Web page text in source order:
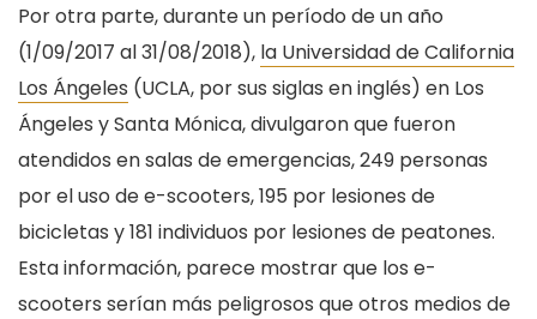
Por otra parte, durante un período de un año
(1/09/2017 al 31/08/2018), la Universidad de California
Los Ángeles (UCLA, por sus siglas en inglés) en Los
Ángeles y Santa Mónica, divulgaron que fueron
atendidos en salas de emergencias, 249 personas
por el uso de e-scooters, 195 por lesiones de
bicicletas y 181 individuos por lesiones de peatones.
Esta información, parece mostrar que los e-
scooters serían más peligrosos que otros medios de